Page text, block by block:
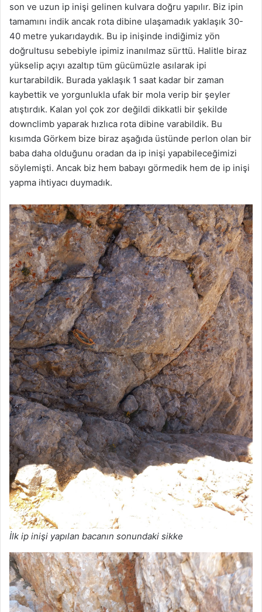
son ve uzun ip inişi gelinen kulvara doğru yapılır. Biz ipin
tamamını indik ancak rota dibine ulaşamadık yaklaşık 30-
40 metre yukarıdaydık. Bu ip inişinde indiğimiz yön
doğrultusu sebebiyle ipimiz inanılmaz sürttü. Halitle biraz
yükselip açıyı azaltıp tüm gücümüzle asılarak ipi
kurtarabildik. Burada yaklaşık 1 saat kadar bir zaman
kaybettik ve yorgunlukla ufak bir mola verip bir şeyler
atıştırdık. Kalan yol çok zor değildi dikkatli bir şekilde
downclimb yaparak hızlıca rota dibine varabildik. Bu
kısımda Görkem bize biraz aşağıda üstünde perlon olan bir
baba daha olduğunu oradan da ip inişi yapabileceğimizi
söylemişti. Ancak biz hem babayı görmedik hem de ip inişi
yapma ihtiyacı duymadık.
İlk ip inişi yapılan bacanın sonundaki sikke